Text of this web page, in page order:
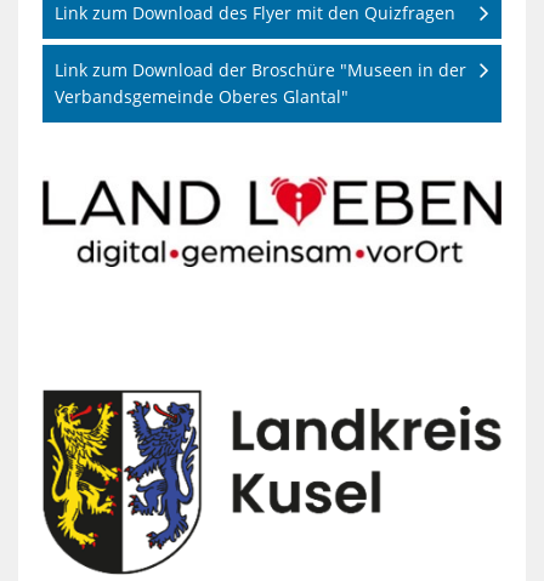
Link zum Download des Flyer mit den Quizfragen
Link zum Download der Broschüre "Museen in der
Verbandsgemeinde Oberes Glantal"